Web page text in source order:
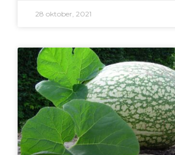
28 oktober, 2021